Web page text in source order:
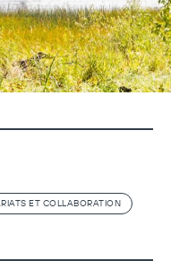
ET COLLABORATION